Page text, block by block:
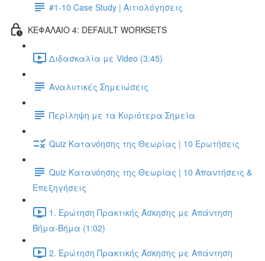
#1-10 Case Study | Αιτιολόγησεις
ΚΕΦΑΛΑΙΟ 4: DEFAULT WORKSETS
Διδασκαλία με Video (3:45)
Αναλυτικές Σημειώσεις
Περίληψη με τα Κυριότερα Σημεία
Quiz Κατανόησης της Θεωρίας | 10 Ερωτήσεις
Quiz Κατανόησης της Θεωρίας | 10 Απαντήσεις &
Επεξηγήσεις
1. Ερώτηση Πρακτικής Άσκησης με Απάντηση
Βήμα-Βήμα (1:02)
2. Ερώτηση Πρακτικής Άσκησης με Απάντηση